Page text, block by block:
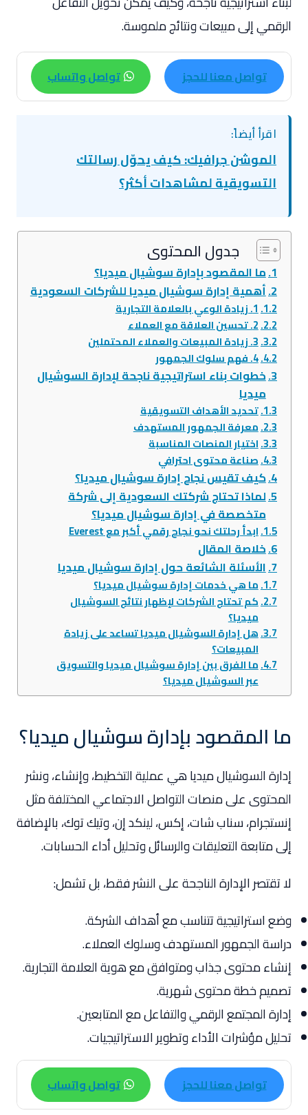
الرقمي إلى مبيعات ونتائج ملموسة.
تواصل معنا للحجز تواصل واتساب
اقرأ أيضاً:
الموشن جرافيك: كيف يحوّل رسالتك
التسويقية لمشاهدات أكثر؟
جدول المحتوى
ما المقصود بإدارة سوشيال ميديا؟
أهمية إدارة سوشيال ميديا للشركات السعودية
1. زيادة الوعي بالعلامة التجارية
2. تحسين العلاقة مع العملاء
3. زيادة المبيعات والعملاء المحتملين
4. فهم سلوك الجمهور
خطوات بناء استراتيجية ناجحة لإدارة السوشيال
ميديا
تحديد الأهداف التسويقية
معرفة الجمهور المستهدف
اختيار المنصات المناسبة
صناعة محتوى احترافي
كيف تقيس نجاح إدارة سوشيال ميديا؟
لماذا تحتاج شركتك السعودية إلى شركة
متخصصة في إدارة سوشيال ميديا؟
ابدأ رحلتك نحو نجاح رقمي أكبر مع Everest
خلاصة المقال
الأسئلة الشائعة حول إدارة سوشيال ميديا
ما هي خدمات إدارة سوشيال ميديا؟
كم تحتاج الشركات لإظهار نتائج السوشيال
ميديا؟
هل إدارة السوشيال ميديا تساعد على زيادة
المبيعات؟
ما الفرق بين إدارة سوشيال ميديا والتسويق
عبر السوشيال ميديا؟
ما المقصود بإدارة سوشيال ميديا؟
إدارة السوشيال ميديا هي عملية التخطيط، وإنشاء، ونشر
المحتوى على منصات التواصل الاجتماعي المختلفة مثل
إنستجرام، سناب شات، إكس، لينكد إن، وتيك توك، بالإضافة
إلى متابعة التعليقات والرسائل وتحليل أداء الحسابات.
لا تقتصر الإدارة الناجحة على النشر فقط، بل تشمل:
وضع استراتيجية تتناسب مع أهداف الشركة.
دراسة الجمهور المستهدف وسلوك العملاء.
إنشاء محتوى جذاب ومتوافق مع هوية العلامة التجارية.
تصميم خطة محتوى شهرية.
إدارة المجتمع الرقمي والتفاعل مع المتابعين.
تحليل مؤشرات الأداء وتطوير الاستراتيجيات.
تواصل معنا للحجز تواصل واتساب